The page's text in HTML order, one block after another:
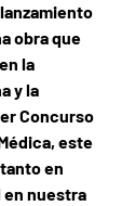
obra que
la
y la
Concurso
este
en
nuestra